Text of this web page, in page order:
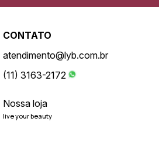
CONTATO
atendimento@lyb.com.br
(11) 3163-2172
Nossa loja
live your beauty